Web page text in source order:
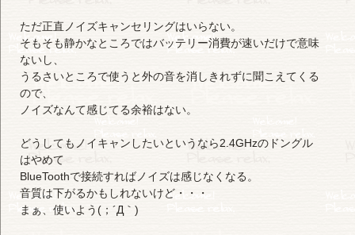
ただ正直ノイズキャンセリングはいらない。
そもそも静かなところではバッテリー消費が速いだけで意味
ないし、
うるさいところで使うと外の音を消しきれずに聞こえてくる
ので、
ノイズなんて感じてる余裕はない。
どうしてもノイキャンしたいというなら2.4GHzのドングル
はやめて
BlueToothで接続すればノイズは感じなくなる。
音質は下がるかもしれないけど・・・
まぁ、使いよう(；´Д｀)